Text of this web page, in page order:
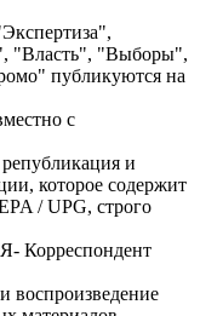
"Власть", "Выборы",
публикуются на
с
и
которое содержит
/ UPG, строго
Корреспондент
воспроизведение